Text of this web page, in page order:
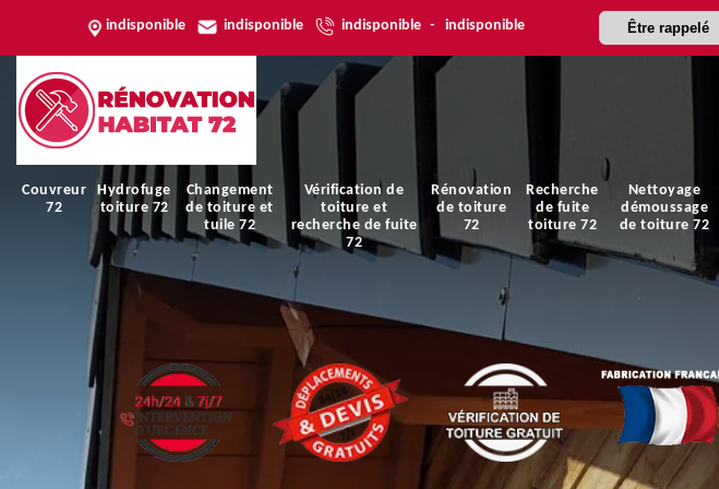
indisponible indisponible indisponible - indisponible Être rappelé
Couvreur
72
Hydrofuge
toiture 72
Changement
de toiture et
tuile 72
Vérification de
toiture et
recherche de fuite
72
Rénovation
de toiture
72
Recherche
de fuite
toiture 72
Nettoyage
démoussage
de toiture 72